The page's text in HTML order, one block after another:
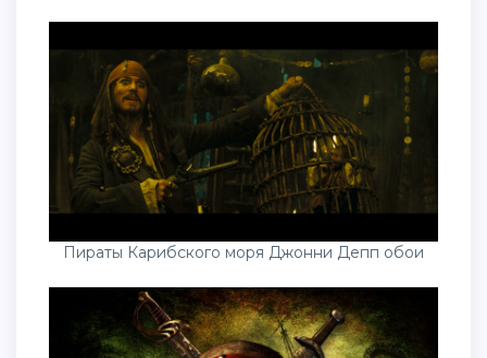
Пираты Карибского моря Джонни Депп обои